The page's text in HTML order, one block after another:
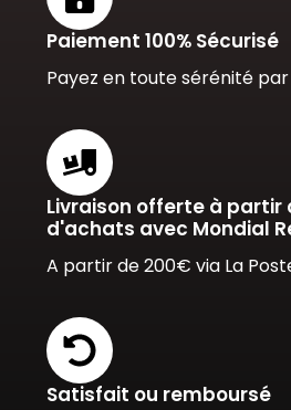
Paiement 100% Sécurisé
Payez en toute sérénité par
Livraison offerte à partir
d'achats avec Mondial
A partir de 200€ via La
Satisfait ou remboursé